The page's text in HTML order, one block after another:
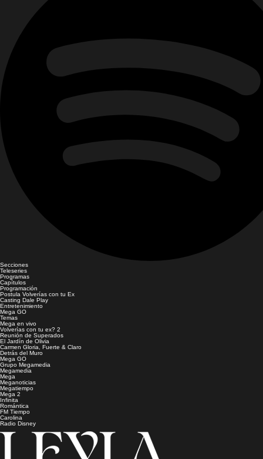
Secciones
Teleseries
Programas
Capítulos
Programación
Postula Volverías con tu Ex
Casting Dale Play
Entretenimiento
Mega GO
Temas
Mega en vivo
Volverías con tu ex? 2
Reunión de Superados
El Jardín de Olivia
Carmen Gloria, Fuerte & Claro
Detrás del Muro
Mega GO
Grupo Megamedia
Megamedia
Mega
Meganoticias
Megatiempo
Mega 2
Infinita
Romántica
FM Tiempo
Carolina
Radio Disney